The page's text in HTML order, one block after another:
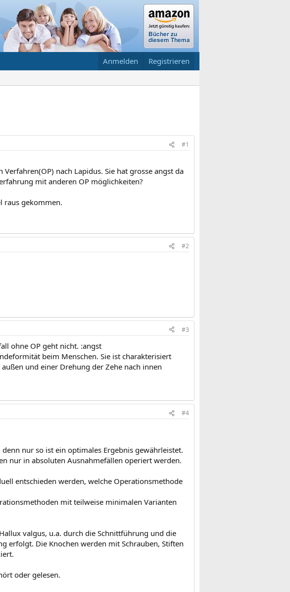
Anmelden Registrieren
#1
nach Lapidus. Sie hat grosse angst da
mit anderen OP möglichkeiten?
raus gekommen.
#2
#3
ohne OP geht nicht. :angst
beim Menschen. Sie ist charakterisiert
und einer Drehung der Zehe nach innen
#4
nur so ist ein optimales Ergebnis gewährleistet.
nur in absoluten Ausnahmefällen operiert werden.
entschieden werden, welche Operationsmethode
mit teilweise minimalen Varianten
valgus, u.a. durch die Schnittführung und die
erfolgt. Die Knochen werden mit Schrauben, Stiften
oder gelesen.